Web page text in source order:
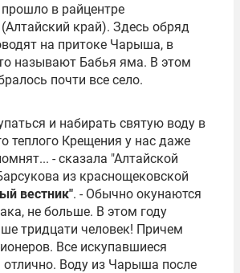
в райцентре
край). Здесь обряд
на притоке Чарыша, в
называют Бабья яма. В этом
почти все село.
и набирать святую воду в
теплого Крещения у нас даже
- сказала "Алтайской
из краснощековской
вестник". - Обычно окунаются
не больше. В этом году
тридцати человек! Причем
Все искупавшиеся
отлично. Воду из Чарыша после